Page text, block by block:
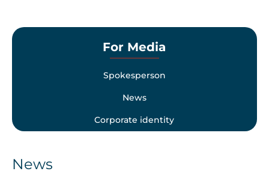
For Media
Spokesperson
News
Corporate identity
News